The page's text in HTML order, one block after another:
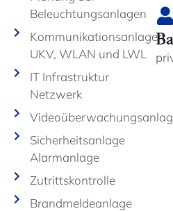
Beleuchtungsanlagen
Kommunikationsanlagen
UKV, WLAN und LWL
IT Infrastruktur
Netzwerk
Sicherheitsanlage
Alarmanlage
Zutrittskontrolle
Brandmeldeanlage